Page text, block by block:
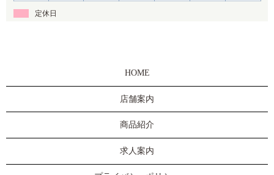
定休日
HOME
店舗案内
商品紹介
求人案内